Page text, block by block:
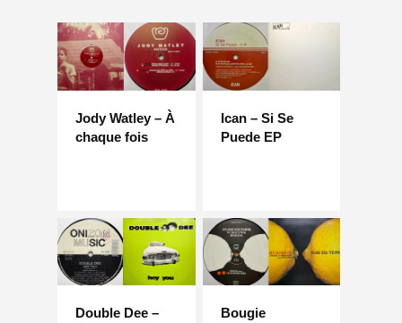
Jody Watley – À
chaque fois
Ican – Si Se
Puede EP
Double Dee –
Bougie